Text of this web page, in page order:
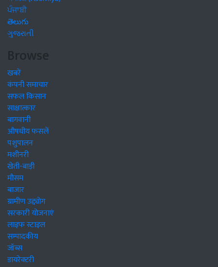
ਪੰਜਾਬੀ
తెలుగు
ગુજરાતી
Browse
खबरें
कंपनी समाचार
सफल किसान
साक्षात्कार
बागवानी
औषधीय फसलें
पशुपालन
मशीनरी
खेती-बाड़ी
मौसम
बाजार
ग्रामीण उद्द्योग
सरकारी योजनाएं
लाइफ स्टाइल
सम्पादकीय
जॉब्स
डायरेक्टरी